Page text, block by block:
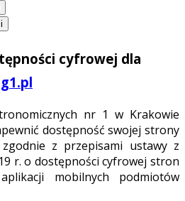
cyfrowej dla
nr 1 w Krakowie
dostępność swojej strony
z przepisami ustawy z
r. o dostępności cyfrowej stron
mobilnych podmiotów